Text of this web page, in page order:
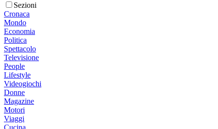
Sezioni
Cronaca
Mondo
Economia
Politica
Spettacolo
Televisione
People
Lifestyle
Videogiochi
Donne
Magazine
Motori
Viaggi
Cucina